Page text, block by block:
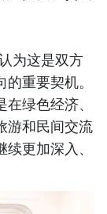
为这是双方
重要契机。
绿色经济、
游和民间交流
更加深入、